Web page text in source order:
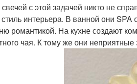
с этой задачей никто не
интерьера. В ванной они
романтикой. На кухне создают
чая. К тому же они неприятные